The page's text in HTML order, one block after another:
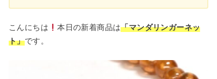
こんにちは 本日の新着商品は「マンダリンガーネッ
ト」です。